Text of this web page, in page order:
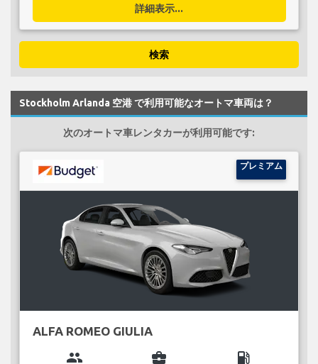
詳細表示...
検索
Stockholm Arlanda 空港 で利用可能なオートマ車両は？
次のオートマ車レンタカーが利用可能です:
プレミアム
ALFA ROMEO GIULIA
group business_center local_gas_station